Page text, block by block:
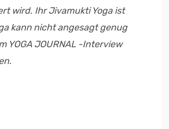
wird. Ihr Jivamukti Yoga ist
kann nicht angesagt genug
YOGA JOURNAL -Interview